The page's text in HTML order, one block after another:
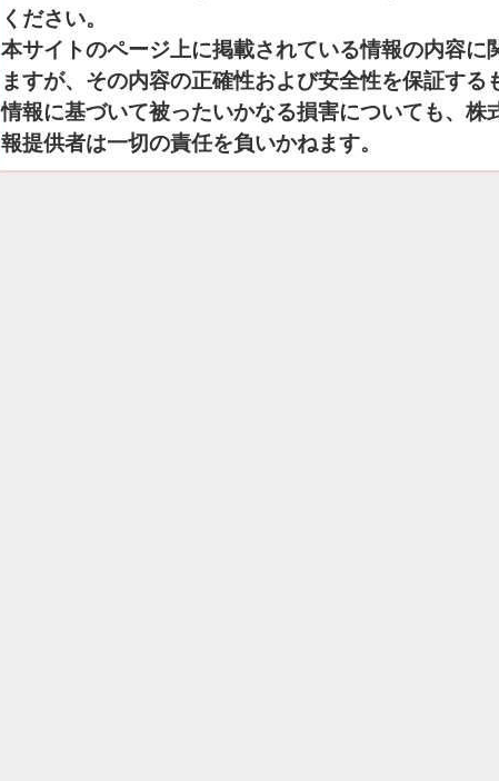
ください。
本サイトのページ上に掲載されている情報の内容に
ますが、その内容の正確性および安全性を保証する
情報に基づいて被ったいかなる損害についても、株
報提供者は一切の責任を負いかねます。